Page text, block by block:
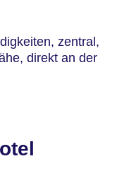
zentral,
direkt an der